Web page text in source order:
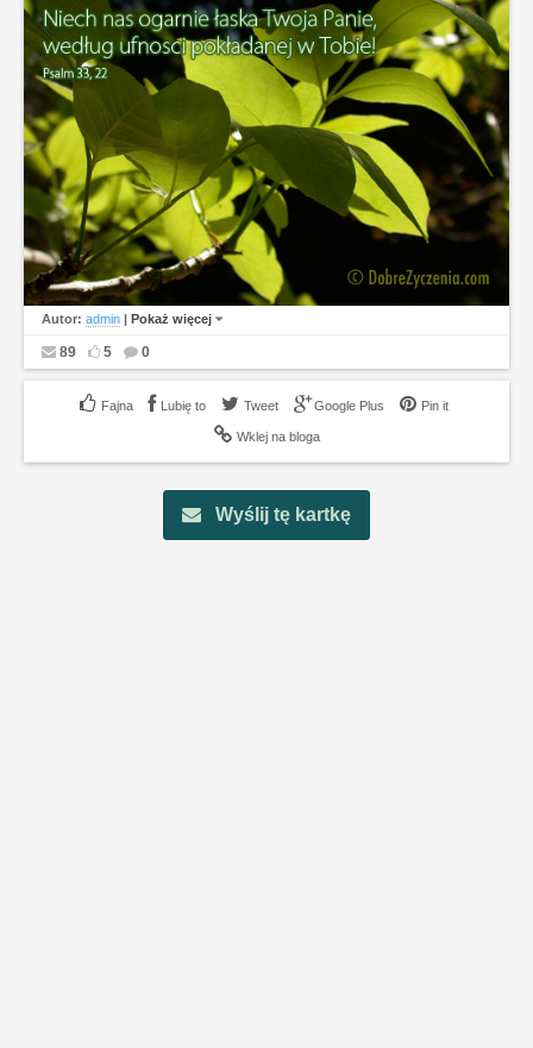
Autor: admin | Pokaż więcej
89 5 0
Lubię to Tweet Google Plus Pin it
Wklej na bloga
Wyślij tę kartkę